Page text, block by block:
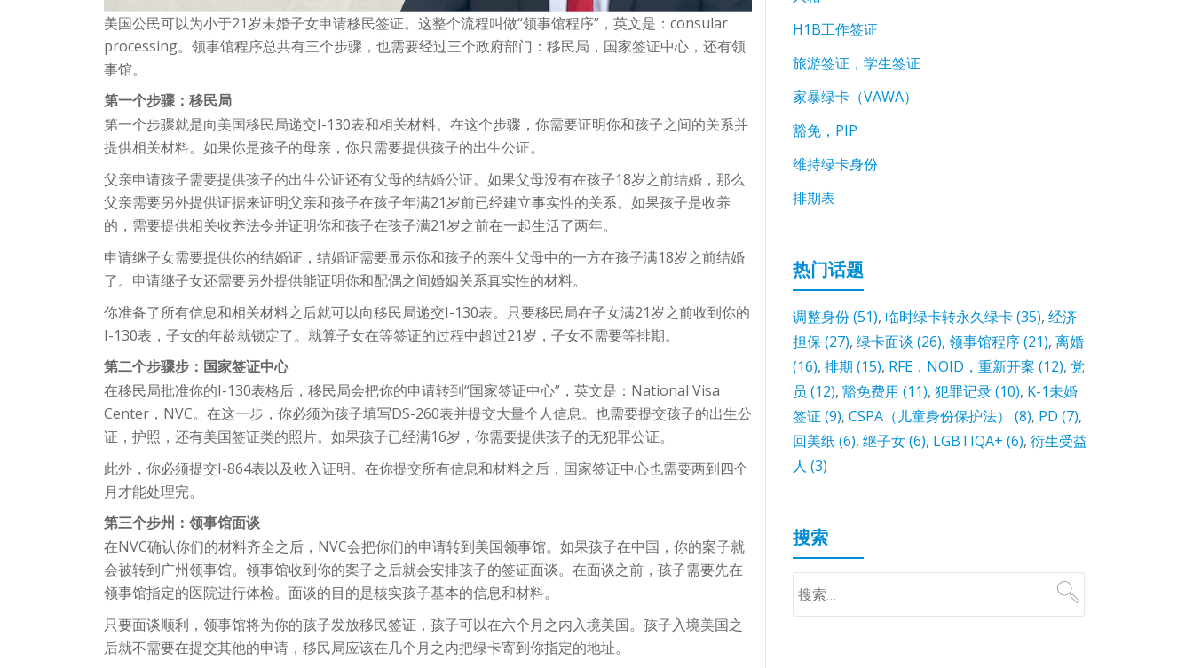
美国公民可以为小于21岁未婚子女申请移民签证。这整个流程叫做“领事馆程序”，英文是：consular
processing。领事馆程序总共有三个步骤，也需要经过三个政府部门：移民局，国家签证中心，还有领
事馆。
第一个步骤：移民局
第一个步骤就是向美国移民局递交I-130表和相关材料。在这个步骤，你需要证明你和孩子之间的关系并
提供相关材料。如果你是孩子的母亲，你只需要提供孩子的出生公证。
父亲申请孩子需要提供孩子的出生公证还有父母的结婚公证。如果父母没有在孩子18岁之前结婚，那么
父亲需要另外提供证据来证明父亲和孩子在孩子年满21岁前已经建立事实性的关系。如果孩子是收养
的，需要提供相关收养法令并证明你和孩子在孩子满21岁之前在一起生活了两年。
申请继子女需要提供你的结婚证，结婚证需要显示你和孩子的亲生父母中的一方在孩子满18岁之前结婚
了。申请继子女还需要另外提供能证明你和配偶之间婚姻关系真实性的材料。
你准备了所有信息和相关材料之后就可以向移民局递交I-130表。只要移民局在子女满21岁之前收到你的
I-130表，子女的年龄就锁定了。就算子女在等签证的过程中超过21岁，子女不需要等排期。
第二个步骤步：国家签证中心
在移民局批准你的I-130表格后，移民局会把你的申请转到“国家签证中心”，英文是：National Visa
Center，NVC。在这一步，你必须为孩子填写DS-260表并提交大量个人信息。也需要提交孩子的出生公
证，护照，还有美国签证类的照片。如果孩子已经满16岁，你需要提供孩子的无犯罪公证。
此外，你必须提交I-864表以及收入证明。在你提交所有信息和材料之后，国家签证中心也需要两到四个
月才能处理完。
第三个步州：领事馆面谈
在NVC确认你们的材料齐全之后，NVC会把你们的申请转到美国领事馆。如果孩子在中国，你的案子就
会被转到广州领事馆。领事馆收到你的案子之后就会安排孩子的签证面谈。在面谈之前，孩子需要先在
领事馆指定的医院进行体检。面谈的目的是核实孩子基本的信息和材料。
只要面谈顺利，领事馆将为你的孩子发放移民签证，孩子可以在六个月之内入境美国。孩子入境美国之
后就不需要在提交其他的申请，移民局应该在几个月之内把绿卡寄到你指定的地址。
H1B工作签证
旅游签证，学生签证
家暴绿卡（VAWA）
豁免，PIP
维持绿卡身份
排期表
热门话题
调整身份(51), 临时绿卡转永久绿卡(35), 经济
担保(27), 绿卡面谈 (26), 领事馆程序(21), 离婚
(16), 排期 (15), RFE，NOID，重新开案 (12), 党
员 (12), 豁免费用 (11), 犯罪记录(10), K-1未婚
签证 (9), CSPA（儿童身份保护法） (8), PD (7),
回美纸(6), 继子女(6), LGBTIQA+ (6), 衍生受益
人 (3)
搜索